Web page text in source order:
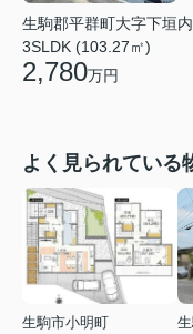
生駒郡平群町大字下垣内
3SLDK (103.27㎡)
2,780万円
よく見られている
生駒市小明町